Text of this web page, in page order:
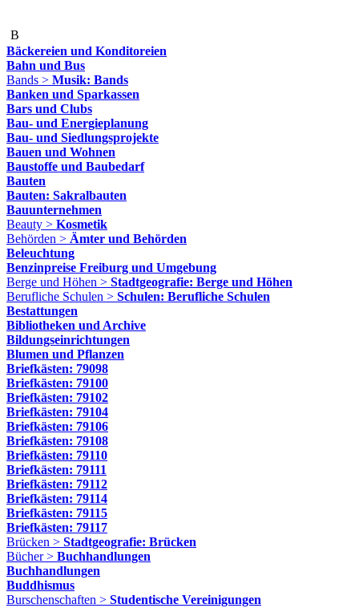
B
Bäckereien und Konditoreien
Bahn und Bus
Bands > Musik: Bands
Banken und Sparkassen
Bars und Clubs
Bau- und Energieplanung
Bau- und Siedlungsprojekte
Bauen und Wohnen
Baustoffe und Baubedarf
Bauten
Bauten: Sakralbauten
Bauunternehmen
Beauty > Kosmetik
Behörden > Ämter und Behörden
Beleuchtung
Benzinpreise Freiburg und Umgebung
Berge und Höhen > Stadtgeografie: Berge und Höhen
Berufliche Schulen > Schulen: Berufliche Schulen
Bestattungen
Bibliotheken und Archive
Bildungseinrichtungen
Blumen und Pflanzen
Briefkästen: 79098
Briefkästen: 79100
Briefkästen: 79102
Briefkästen: 79104
Briefkästen: 79106
Briefkästen: 79108
Briefkästen: 79110
Briefkästen: 79111
Briefkästen: 79112
Briefkästen: 79114
Briefkästen: 79115
Briefkästen: 79117
Brücken > Stadtgeografie: Brücken
Bücher > Buchhandlungen
Buchhandlungen
Buddhismus
Burschenschaften > Studentische Vereinigungen